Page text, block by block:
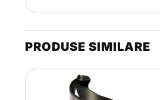
PRODUSE SIMILARE